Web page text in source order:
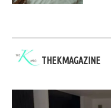
THEKMAGAZINE